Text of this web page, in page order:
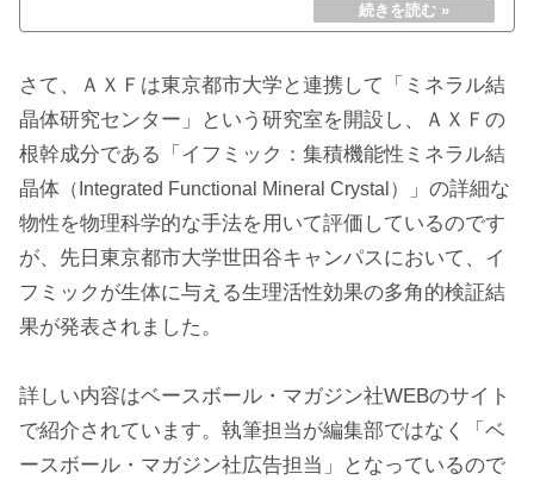
さて、ＡＸＦは東京都市大学と連携して「ミネラル結
晶体研究センター」という研究室を開設し、ＡＸＦの
根幹成分である「イフミック：集積機能性ミネラル結
晶体 （Integrated Functional Mineral Crystal）
」の詳細な
物性を物理科学的な手法を用いて評価しているのです
が、先日東京都市大学世田谷キャンパスにおいて、イ
フミックが生体に与える生理活性効果の多角的検証結
果が発表されました。
詳しい内容はベースボール・マガジン社WEBのサイト
で紹介されています。執筆担当が編集部ではなく「ベ
ースボール・マガジン社広告担当」となっているので